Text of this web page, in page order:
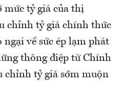
mức tỷ giá của thị
chỉnh tỷ giá chính thức
về sức ép lạm phát
thông điệp từ Chính
chỉnh tỷ giá sớm muộn